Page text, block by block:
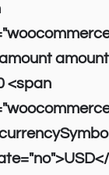
<span